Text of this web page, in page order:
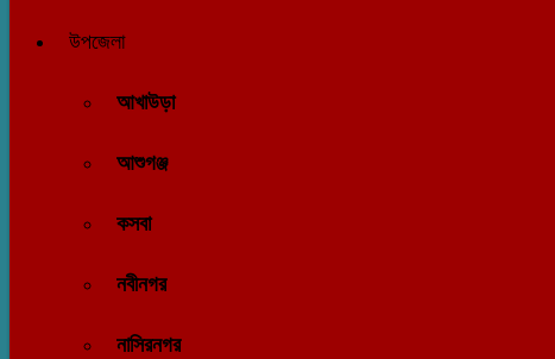
উপজেলা
আখাউড়া
আশুগঞ্জ
কসবা
নবীনগর
নাসিরনগর